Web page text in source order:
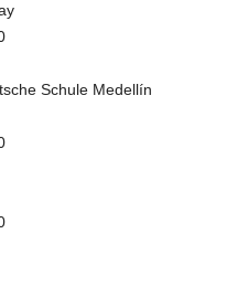
Schule Medellín